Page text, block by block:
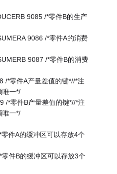
9085 /*零件B的生产
9086 /*零件A的消费
9087 /*零件B的消费
/*零件A产量差值的键*//*注
唯一*/
/*零件B产量差值的键*//*注
唯一*/
件A的缓冲区可以存放4个
件B的缓冲区可以存放3个